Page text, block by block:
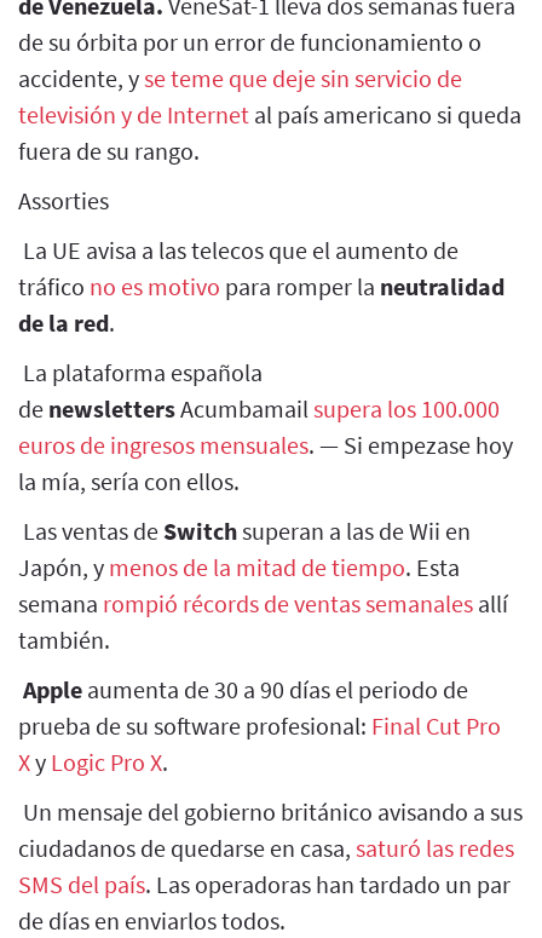
de su órbita por un error de funcionamiento o
accidente, yse teme que deje sin servicio de
televisión y de Internet al país americano si queda
fuera de su rango.
Assorties
La UE avisa a las telecos que el aumento de
tráfico no es motivo para romper la neutralidad
de la red.
La plataforma española
de newslettersAcumbamail supera los 100.000
euros de ingresos mensuales. — Si empezase hoy
la mía, sería con ellos.
Las ventas de Switchsuperan a las de Wii en
Japón, y menos de la mitad de tiempo. Esta
semana rompió récords de ventas semanales allí
también.
Apple aumenta de 30 a 90 días el periodo de
prueba de su software profesional: Final Cut Pro
Xy Logic Pro X.
Un mensaje del gobierno británico avisando a sus
ciudadanos de quedarse en casa, saturó las redes
SMS del país. Las operadoras han tardado un par
de días en enviarlos todos.